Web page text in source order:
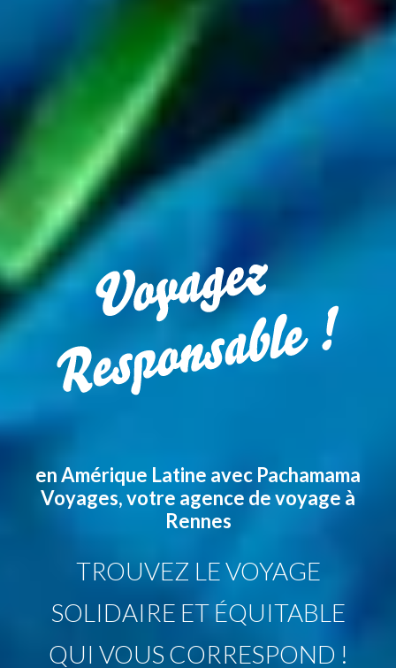
en Amérique Latine avec Pachamama
Voyages, votre agence de voyage à
Rennes
TROUVEZ LE VOYAGE
SOLIDAIRE ET ÉQUITABLE
QUI VOUS CORRESPOND !